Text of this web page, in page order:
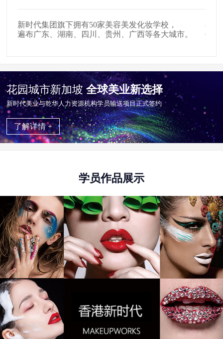
在全国拥有509家美发店、907家影楼影视公司，
654家中高级美容会所就业合作单位。
户外
掌握
花园城市新加坡全球美业新选择
新时代美业与乾华⼈⼒资源机构学员输送项目正式签约
了解详情 +
学员作品展示